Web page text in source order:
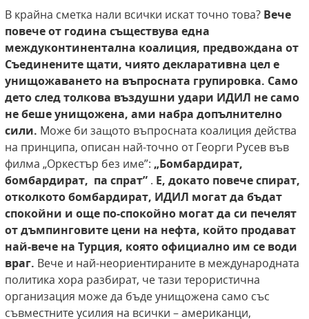
В крайна сметка нали всички искат точно това? Вече
повече от година съществува една
междуконтинентална коалиция, предвождана от
Съединените щати, чиято декларативна цел е
унищожаването на въпросната групировка. Само
дето след толкова въздушни удари ИДИЛ не само
не беше унищожена, ами набра допълнително
сили. Може би защото въпросната коалиция действа
на принципа, описан най-точно от Георги Русев във
филма „Оркестър без име”: „Бомбардират,
бомбардират, па спрат” . Е, докато повече спират,
отколкото бомбардират, ИДИЛ могат да бъдат
спокойни и още по-спокойно могат да си печелят
от дъмпинговите цени на нефта, който продават
най-вече на Турция, която официално им се води
враг. Вече и най-неориентираните в международната
политика хора разбират, че тази терористична
организация може да бъде унищожена само със
съвместните усилия на всички – американци,